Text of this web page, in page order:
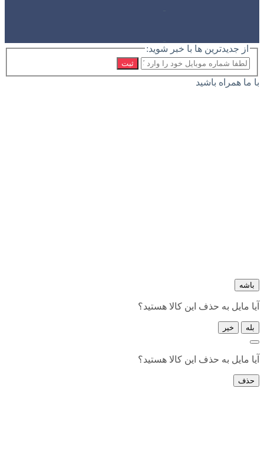
از جدیدترین ها با خبر شوید:
ثبت
با ما همراه باشید
باشه
آیا مایل به حذف این کالا هستید؟
بله خیر
آیا مایل به حذف این کالا هستید؟
حذف